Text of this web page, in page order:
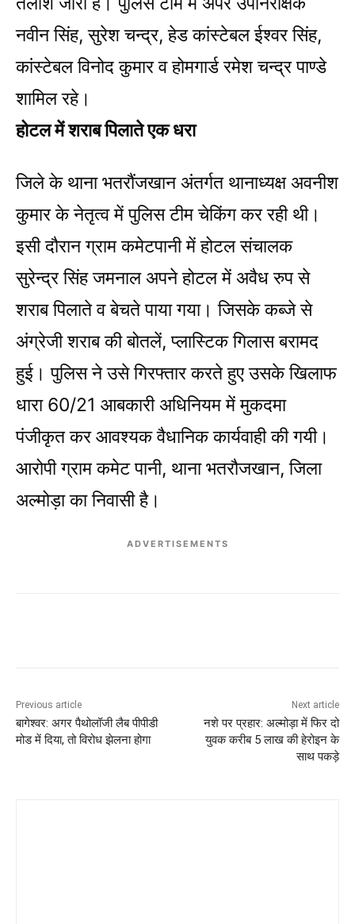
नवीन सिंह, सुरेश चन्द्र, हेड कांस्टेबल ईश्वर सिंह,
कांस्टेबल विनोद कुमार व होमगार्ड रमेश चन्द्र पाण्डे
शामिल रहे।
होटल में शराब पिलाते एक धरा
जिले के थाना भतरौंजखान अंतर्गत थानाध्यक्ष अवनीश
कुमार के नेतृत्व में पुलिस टीम चेकिंग कर रही थी।
इसी दौरान ग्राम कमेटपानी में होटल संचालक
सुरेन्द्र सिंह जमनाल अपने होटल में अवैध रुप से
शराब पिलाते व बेचते पाया गया। जिसके कब्जे से
अंग्रेजी शराब की बोतलें, प्लास्टिक गिलास बरामद
हुई। पुलिस ने उसे गिरफ्तार करते हुए उसके खिलाफ
धारा 60/21 आबकारी अधिनियम में मुकदमा
पंजीकृत कर आवश्यक वैधानिक कार्यवाही की गयी।
आरोपी ग्राम कमेट पानी, थाना भतरौजखान, जिला
अल्मोड़ा का निवासी है।
ADVERTISEMENTS
Previous article
बागेश्वर: अगर पैथोलॉजी लैब पीपीडी
मोड में दिया, ​तो विरोध झेलना होगा
Next article
नशे पर प्रहार: अल्मोड़ा में फिर दो
युवक करीब 5 लाख की हेरोइन के
साथ पकड़े